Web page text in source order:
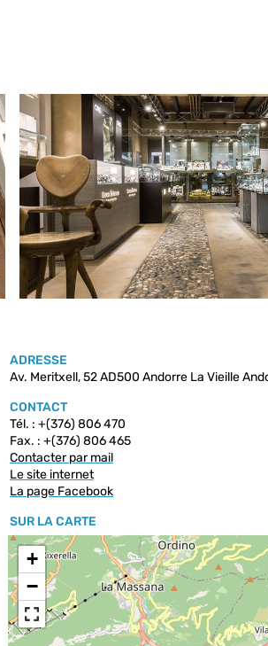
ADRESSE
Av. Meritxell, 52 AD500 Andorre La Vieille
CONTACT
Tél. : +(376) 806 470
Fax. : +(376) 806 465
Contacter par mail
Le site internet
La page Facebook
SUR LA CARTE